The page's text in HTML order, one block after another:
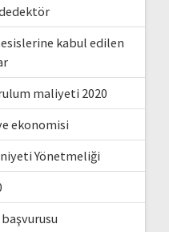
kabul edilen
maliyeti 2020
ekonomisi
Yönetmeliği